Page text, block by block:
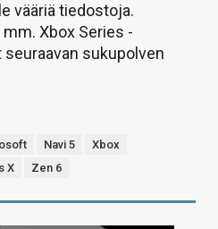
vääriä tiedostoja.
Xbox Series -
sukupolven
Navi 5
Xbox
X Zen 6